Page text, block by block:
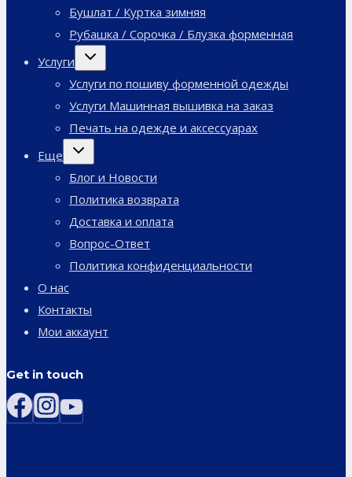
Бушлат / Куртка зимняя
Рубашка / Сорочка / Блузка форменная
Услуги
Переключить
дочернее
Услуги по пошиву форменной одежды
Услуги Машинная вышивка на заказ
Печать на одежде и аксессуарах
Еще
Переключить
дочернее
Блог и Новости
Политика возврата
Доставка и оплата
Вопрос-Ответ
Политика конфиденциальности
О нас
Контакты
Мои аккаунт
Get in touch